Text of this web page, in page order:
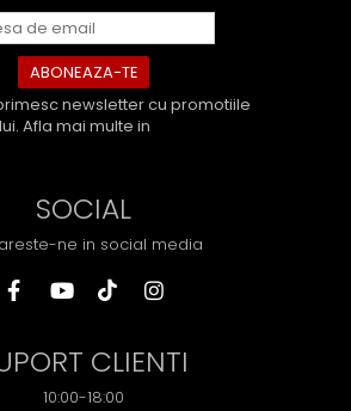
newsletter cu promotiile
Afla mai multe in
SOCIAL
ne in social media
CLIENTI
10:00-18:00